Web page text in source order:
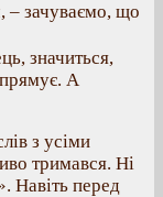
– зачуваємо, що
значиться,
А
з усіми
тримався. Ні
Навіть перед